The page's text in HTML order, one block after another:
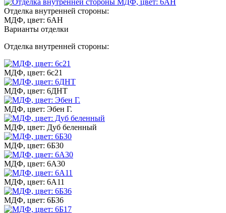
Отделка внутренней стороны:
МДФ, цвет: 6АН
Варианты отделки
Отделка внутренней стороны:
МДФ, цвет: 6с21
МДФ, цвет: 6ДНТ
МДФ, цвет: Эбен Г.
МДФ, цвет: Дуб беленный
МДФ, цвет: 6Б30
МДФ, цвет: 6А30
МДФ, цвет: 6А11
МДФ, цвет: 6Б36